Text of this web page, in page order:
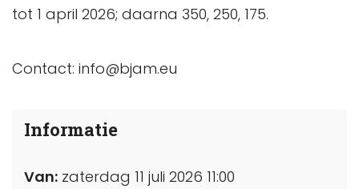
tot 1 april 2026; daarna 350, 250, 175.
Contact: info@bjam.eu
Informatie
Van: zaterdag 11 juli 2026 11:00